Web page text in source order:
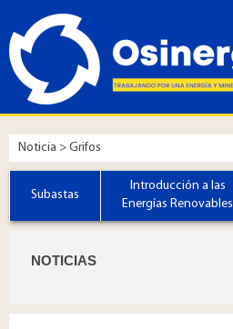
Noticia > Grifos
Subastas
Introducción a las
Energías Renovables
​​​​​​NOTICIAS